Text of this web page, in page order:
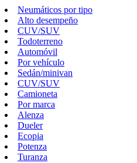
Neumáticos por tipo
Alto desempeño
CUV/SUV
Todoterreno
Automóvil
Por vehículo
Sedán/minivan
CUV/SUV
Camioneta
Por marca
Alenza
Dueler
Ecopia
Potenza
Turanza